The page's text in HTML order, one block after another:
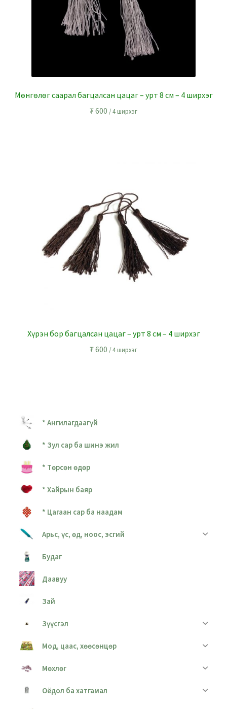
Мөнгөлөг саарал багцалсан цацаг – урт 8 см – 4 ширхэг
₮600 / 4 ширхэг
Хүрэн бор багцалсан цацаг – урт 8 см – 4 ширхэг
₮600 / 4 ширхэг
* Ангилагдаагүй
* Зул сар ба шинэ жил
* Төрсөн өдөр
* Хайрын баяр
* Цагаан сар ба наадам
Арьс, үс, өд, ноос, эсгий
Будаг
Даавуу
Зай
Зүүсгэл
Мод, цаас, хөөсөнцөр
Мөхлөг
Оёдол ба хатгамал